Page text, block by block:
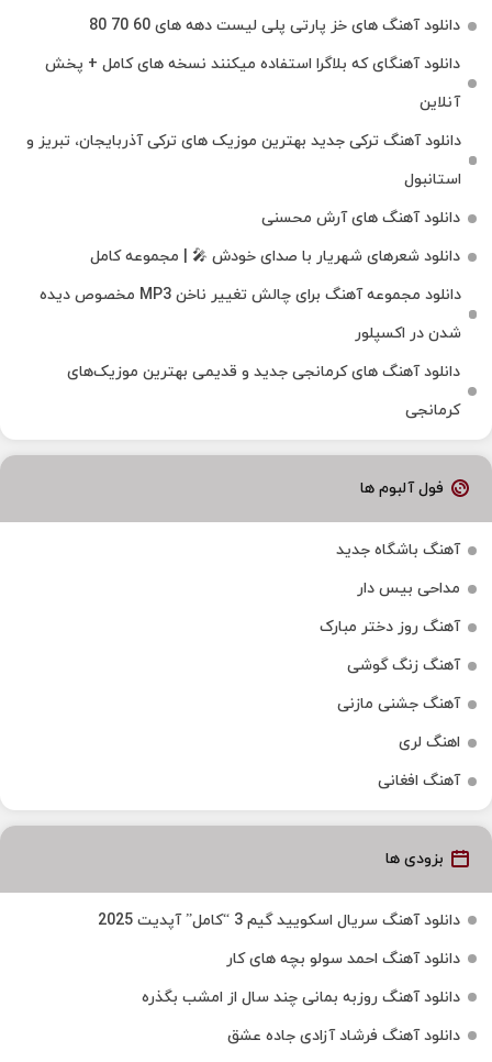
دانلود آهنگ های خز پارتی پلی لیست دهه های 60 70 80
دانلود آهنگای که بلاگرا استفاده میکنند نسخه های کامل + پخش
آنلاین
دانلود آهنگ ترکی جدید بهترین موزیک‌ های ترکی آذربایجان، تبریز و
استانبول
دانلود آهنگ های آرش محسنی
دانلود شعرهای شهریار با صدای خودش 🎤 | مجموعه کامل
دانلود مجموعه آهنگ برای چالش تغییر ناخن MP3 مخصوص دیده
شدن در اکسپلور
دانلود آهنگ‌ های کرمانجی جدید و قدیمی بهترین موزیک‌های
کرمانجی
فول آلبوم ها
آهنگ باشگاه جدید
مداحی بیس دار
آهنگ روز دختر مبارک
آهنگ زنگ گوشی
آهنگ جشنی مازنی
اهنگ لری
آهنگ افغانی
بزودی ها
دانلود آهنگ سریال اسکویید گیم 3 “کامل” آپدیت 2025
دانلود آهنگ احمد سولو بچه های کار
دانلود آهنگ روزبه بمانی چند سال از امشب بگذره
دانلود آهنگ فرشاد آزادی جاده عشق